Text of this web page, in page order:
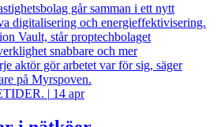
går samman i ett nytt
digitalisering och energieffektivisering.
Vault, står proptechbolaget
snabbare och mer
aktör gör arbetet var för sig, säger
på Myrspoven.
| 14 apr